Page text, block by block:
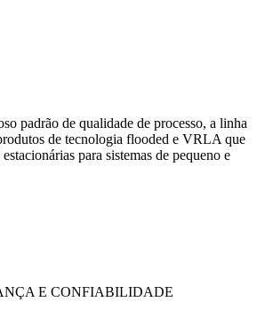
padrão de qualidade de processo, a linha
de tecnologia flooded e VRLA que
para sistemas de pequeno e
E CONFIABILIDADE